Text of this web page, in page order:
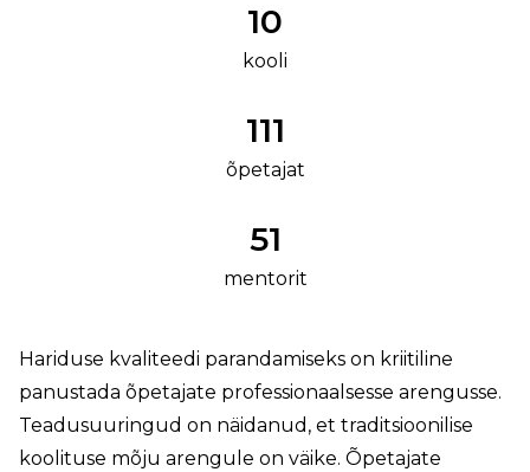
10
kooli
111
õpetajat
51
mentorit
Hariduse kvaliteedi parandamiseks on kriitiline
panustada õpetajate professionaalsesse arengusse.
Teadusuuringud on näidanud, et traditsioonilise
koolituse mõju arengule on väike. Õpetajate